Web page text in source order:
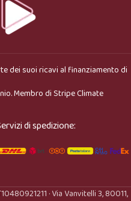
dei suoi ricavi al finanziamento di
Membro diStripe Climate
di spedizione:
· Via Vanvitelli 3, 80011,